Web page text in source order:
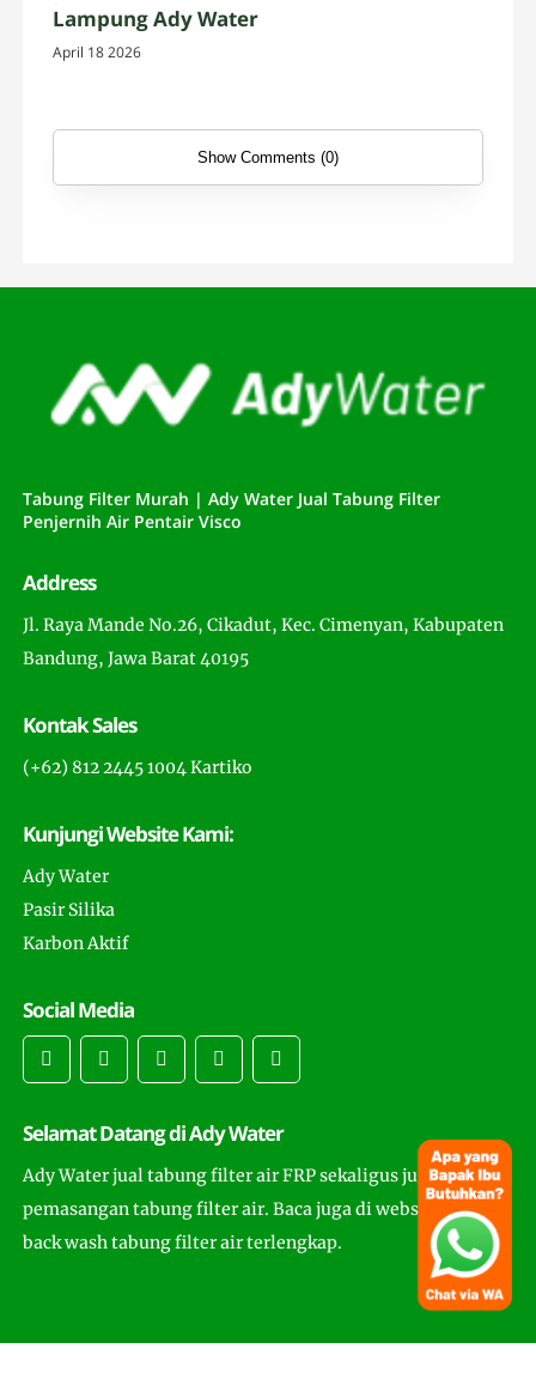
Lampung Ady Water
April 18 2026
Show Comments (0)
Tabung Filter Murah | Ady Water Jual Tabung Filter
Penjernih Air Pentair Visco
Address
Jl. Raya Mande No.26, Cikadut, Kec. Cimenyan, Kabupaten
Bandung, Jawa Barat 40195
Kontak Sales
(+62) 812 2445 1004 Kartiko
Kunjungi Website Kami:
Ady Water
Pasir Silika
Karbon Aktif
Social Media
Selamat Datang di Ady Water
Ady Water jual tabung filter air FRP sekaligus juga
pemasangan tabung filter air. Baca juga di website ini cara
back wash tabung filter air terlengkap.